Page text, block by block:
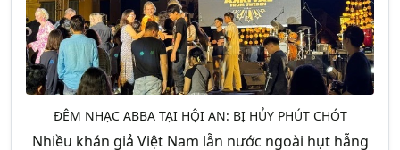
ĐÊM NHẠC ABBA TẠI HỘI AN: BỊ HỦY PHÚT CHÓT
Nhiều khán giả Việt Nam lẫn nước ngoài hụt hẫng